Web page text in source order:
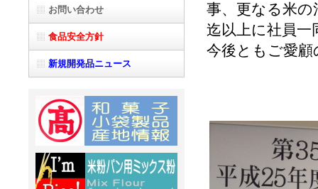
事、更なる米の
迄以上に社員
今後ともご愛
お問い合わせ
食品安全方針
新規開発品ニュース